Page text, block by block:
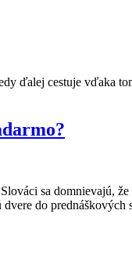
ďalej cestuje vďaka
sa domnievajú,
do